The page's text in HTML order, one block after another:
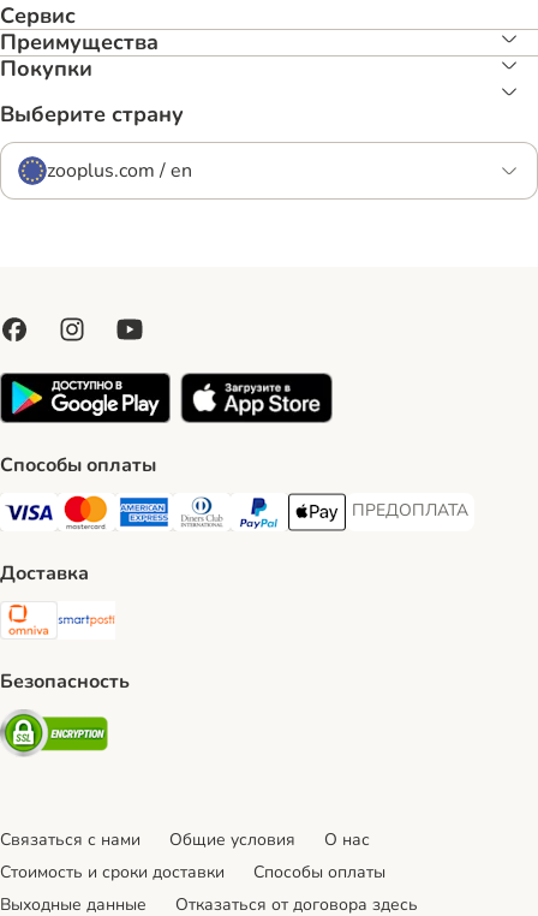
Сервис
Преимуществa
Покупки
Выберите страну
zooplus.com / en
Способы оплаты
Visa Payment Method
Mastercard Payment Method
American Express Payment Method
Diners Club Payment Method
PayPal Payment Method
Apple Pay Payment Method
ПРЕДОПЛАТА
ПРЕДОПЛАТА
Доставка
Omniva Shipping Method
SmartPosti Shipping Method
Безопасность
Security
Связаться с нами Общие условия
О нас
Стоимость и сроки доставки
Cпособы оплаты
Выходные данные
Отказаться от договора здесь